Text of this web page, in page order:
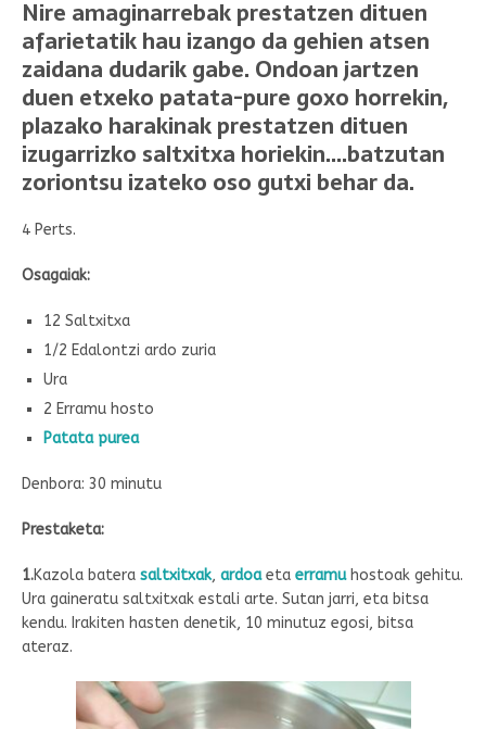
Nire amaginarrebak prestatzen dituen
afarietatik hau izango da gehien atsen
zaidana dudarik gabe. Ondoan jartzen
duen etxeko patata-pure goxo horrekin,
plazako harakinak prestatzen dituen
izugarrizko saltxitxa horiekin….batzutan
zoriontsu izateko oso gutxi behar da.
4 Perts.
Osagaiak:
12 Saltxitxa
1/2 Edalontzi ardo zuria
Ura
2 Erramu hosto
Patata purea
Denbora: 30 minutu
Prestaketa:
1.Kazola batera saltxitxak, ardoaeta erramuhostoak gehitu.
Ura gaineratu saltxitxak estali arte. Sutan jarri, eta bitsa
kendu. Irakiten hasten denetik, 10 minutuz egosi, bitsa
ateraz.